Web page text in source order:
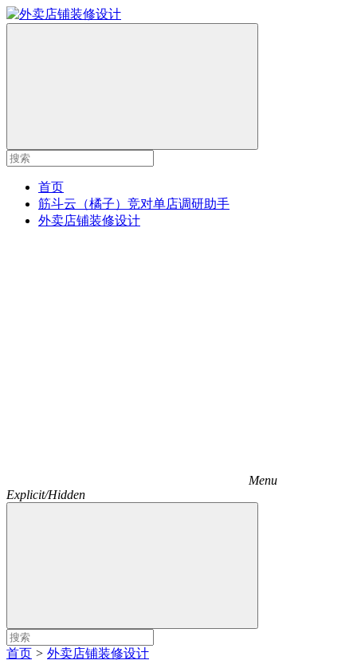
首页
筋斗云（橘子）竞对单店调研助手
外卖店铺装修设计
Menu
Explicit/Hidden
首页 > 外卖店铺装修设计